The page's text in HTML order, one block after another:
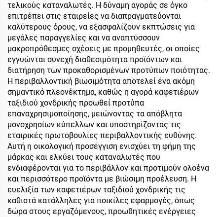
τελικούς καταναλωτές. Η δύναμη αγοράς σε όγκο
επιτρέπει στις εταιρείες να διαπραγματεύονται
καλύτερους όρους, να εξασφαλίζουν εκπτώσεις για
μεγάλες παραγγελίες και να αναπτύσσουν
μακροπρόθεσμες σχέσεις με προμηθευτές, οι οποίες
εγγυώνται συνεχή διαθεσιμότητα προϊόντων και
διατήρηση των προκαθορισμένων προτύπων ποιότητας.
Η περιβαλλοντική βιωσιμότητα αποτελεί ένα ακόμη
σημαντικό πλεονέκτημα, καθώς η αγορά καφετιέρων
ταξιδιού χονδρικής προωθεί προτύπα
επαναχρησιμοποίησης, μειώνοντας τα απόβλητα
μονοχρησίων κύπελλων και υποστηρίζοντας τις
εταιρικές πρωτοβουλίες περιβαλλοντικής ευθύνης.
Αυτή η οικολογική προσέγγιση ενισχύει τη φήμη της
μάρκας και ελκύει τους καταναλωτές που
ενδιαφέρονται για το περιβάλλον και προτιμούν ολοένα
και περισσότερο προϊόντα με βιώσιμη προέλευση. Η
ευελιξία των καφετιέρων ταξιδιού χονδρικής τις
καθιστά κατάλληλες για ποικίλες εφαρμογές, όπως
δώρα στους εργαζόμενους, προωθητικές ενέργειες